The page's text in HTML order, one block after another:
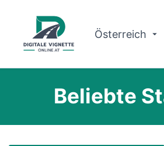
Österreich
RoutenplanerBeliebte